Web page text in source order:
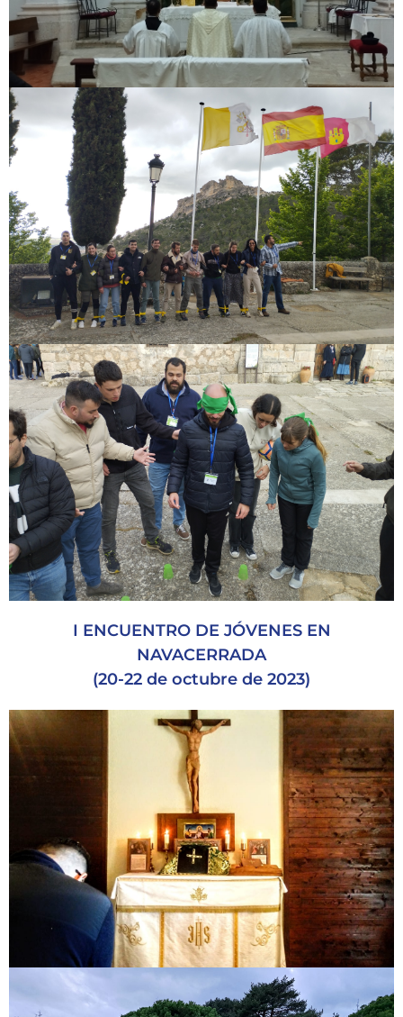
I ENCUENTRO DE JÓVENES EN
NAVACERRADA
(20-22 de octubre de 2023)